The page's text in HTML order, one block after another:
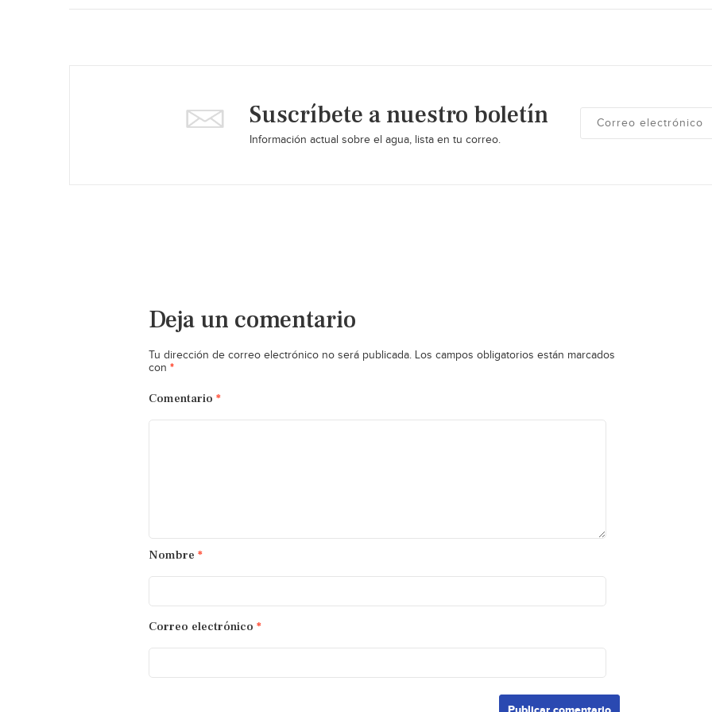
Suscríbete a nuestro boletín
Información actual sobre el agua, lista en tu correo.
Deja un comentario
Tu dirección de correo electrónico no será publicada. Los campos obligatorios están marcados
con *
Comentario *
Nombre *
Correo electrónico *